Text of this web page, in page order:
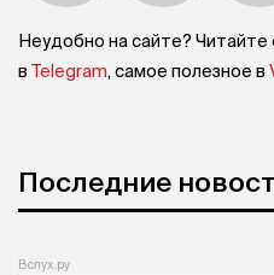
Неудобно на сайте?
в Telegram, самое полезное в
Последние
Вслух.ру